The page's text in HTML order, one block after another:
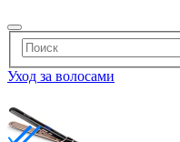
Уход за волосами